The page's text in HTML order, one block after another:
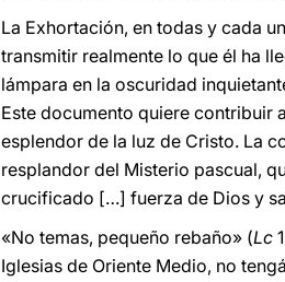
La Exhortación, en todas y cada
transmitir realmente lo que él ha
lámpara en la oscuridad
Este documento quiere contribuir
esplendor de la luz de Cristo. La
resplandor del Misterio pascual,
crucificado […] fuerza de Dios y
«No temas, pequeño rebaño» (Lc
Iglesias de Oriente Medio, no